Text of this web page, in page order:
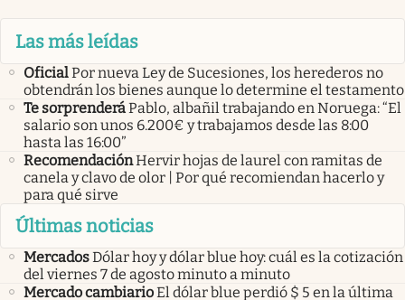
Las más leídas
OficialPor nueva Ley de Sucesiones, los herederos no
obtendrán los bienes aunque lo determine el testamento
Te sorprenderáPablo, albañil trabajando en Noruega: “El
salario son unos 6.200€ y trabajamos desde las 8:00
hasta las 16:00”
RecomendaciónHervir hojas de laurel con ramitas de
canela y clavo de olor | Por qué recomiendan hacerlo y
para qué sirve
Últimas noticias
MercadosDólar hoy y dólar blue hoy: cuál es la cotización
del viernes 7 de agosto minuto a minuto
Mercado cambiarioEl dólar blue perdió $ 5 en la última